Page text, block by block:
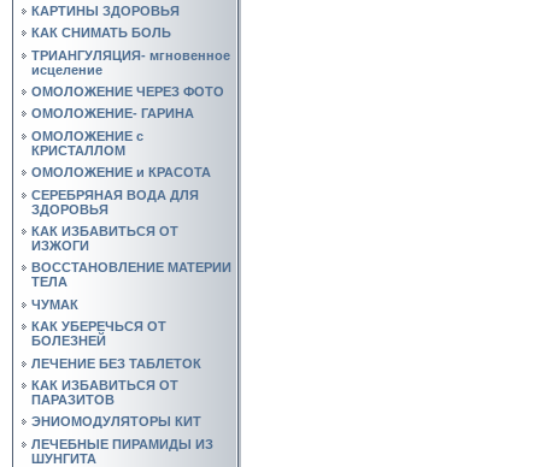
КАРТИНЫ ЗДОРОВЬЯ
КАК СНИМАТЬ БОЛЬ
ТРИАНГУЛЯЦИЯ- мгновенное
исцеление
ОМОЛОЖЕНИЕ ЧЕРЕЗ ФОТО
ОМОЛОЖЕНИЕ- ГАРИНА
ОМОЛОЖЕНИЕ с
КРИСТАЛЛОМ
ОМОЛОЖЕНИЕ и КРАСОТА
СЕРЕБРЯНАЯ ВОДА ДЛЯ
ЗДОРОВЬЯ
КАК ИЗБАВИТЬСЯ ОТ
ИЗЖОГИ
ВОССТАНОВЛЕНИЕ МАТЕРИИ
ТЕЛА
ЧУМАК
КАК УБЕРЕЧЬСЯ ОТ
БОЛЕЗНЕЙ
ЛЕЧЕНИЕ БЕЗ ТАБЛЕТОК
КАК ИЗБАВИТЬСЯ ОТ
ПАРАЗИТОВ
ЭНИОМОДУЛЯТОРЫ КИТ
ЛЕЧЕБНЫЕ ПИРАМИДЫ ИЗ
ШУНГИТА